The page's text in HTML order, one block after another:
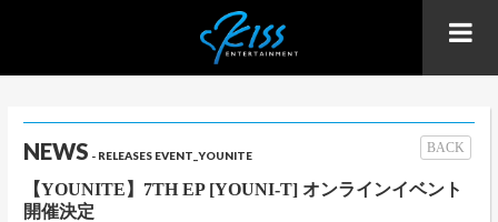
NEWS - RELEASES EVENT_YOUNITE BACK
【YOUNITE】7TH EP [YOUNI-T] オンラインイベント
開催決定